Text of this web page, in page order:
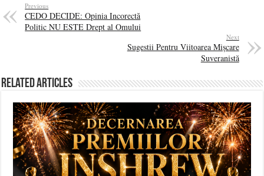
Previous
CEDO DECIDE: Opinia Incorectă
Politic NU ESTE Drept al Omului
Next
Sugestii Pentru Viitoarea Mișcare
Suveranistă
Related Articles